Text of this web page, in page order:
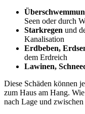
Seen oder durch
Starkregen und
Kanalisation
Erdbeben,
dem Erdreich
Lawinen,
Diese Schäden können
zum Haus am Hang.
nach Lage und